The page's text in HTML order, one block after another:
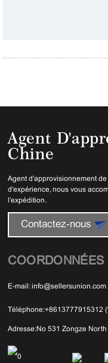
Agent
Chine
Agent d'approvisionnement
d'expérience, nous vous
l'expédition.
Contactez-nous
COORDONNÉES
E-mail: info@sellersunion.com
Téléphone:+8613777915312
Adresse:No 531 Zongze